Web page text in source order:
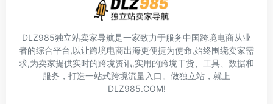
DLZ985独立站卖家导航是一家致力于服务中国跨境电商从业
者的综合平台,以让跨境电商出海更便捷为使命,始终围绕卖家需
求,为卖家提供实时的跨境资讯,实用的跨境干货、工具、数据和
服务，打造一站式跨境流量入口。做独立站，就上
DLZ985.COM!